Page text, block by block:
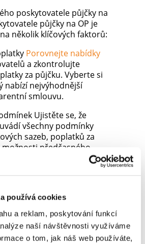
používá cookies
a reklam, poskytování funkcí
naší návštěvnosti využíváme
o tom, jak náš web používáte,
poskytovatele půjčky na
půjčky na OP je
několik klíčových faktorů:
Porovnejte nabídky
a zkontrolujte
za půjčku. Vyberte si
nabízí nejvýhodnější
smlouvu.
Ujistěte se, že
všechny podmínky
sazeb, poplatků za
předčasného
poskytovatele Přečtěte si
měli představu o jeho
služeb.
OP Předtím, než se
na OP, zvažte i další